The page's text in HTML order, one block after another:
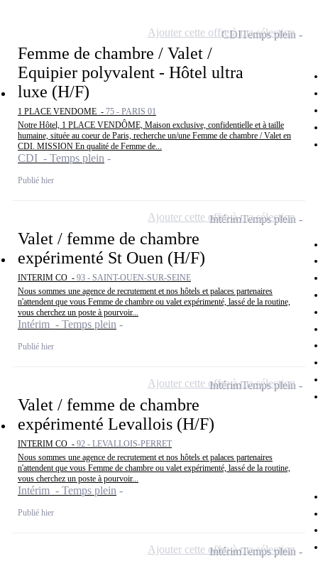
Femme de chambre / Valet /
Equipier polyvalent - Hôtel ultra
luxe (H/F)
1 PLACE VENDOME - 75 - PARIS 01
Notre Hôtel, 1 PLACE VENDÔME, Maison exclusive, confidentielle et à taille
humaine, située au coeur de Paris, recherche un/une Femme de chambre / Valet en
CDI. MISSION En qualité de Femme de...
CDI - Temps plein
Publié hier
CDITemps plein
Ajouter cette offre à ma sélection
Valet / femme de chambre
expérimenté St Ouen (H/F)
INTERIM CO - 93 - SAINT-OUEN-SUR-SEINE
Nous sommes une agence de recrutement et nos hôtels et palaces partenaires
n'attendent que vous Femme de chambre ou valet expérimenté, lassé de la routine,
vous cherchez un poste à pourvoir...
Intérim - Temps plein
Publié hier
IntérimTemps plein
Ajouter cette offre à ma sélection
Valet / femme de chambre
expérimenté Levallois (H/F)
INTERIM CO - 92 - LEVALLOIS-PERRET
Nous sommes une agence de recrutement et nos hôtels et palaces partenaires
n'attendent que vous Femme de chambre ou valet expérimenté, lassé de la routine,
vous cherchez un poste à pourvoir...
Intérim - Temps plein
Publié hier
IntérimTemps plein
Ajouter cette offre à ma sélection
IntérimTemps plein
Ajouter cette offre à ma sélection